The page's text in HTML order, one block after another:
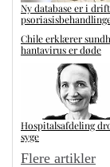
Ny database er i
Chile erklærer
hantavirus er døde
Hospitalsafdeling
syge
Flere artikler